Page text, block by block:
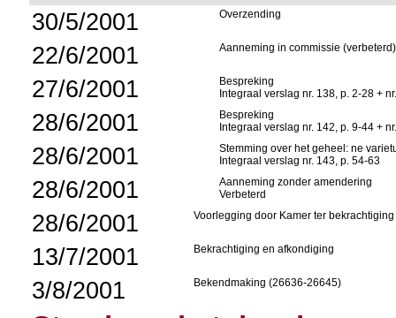
30/5/2001 Overzending
22/6/2001 Aanneming in commissie (verbeterd)
27/6/2001
Bespreking
Integraal verslag nr. 138, p. 2-28 +
28/6/2001
Bespreking
Integraal verslag nr. 142, p. 9-44 +
28/6/2001
Stemming over het geheel: ne
Integraal verslag nr. 143, p. 54-63
28/6/2001
Aanneming zonder amendering
Verbeterd
28/6/2001 Voorlegging door Kamer ter bekrachtiging
13/7/2001 Bekrachtiging en afkondiging
3/8/2001 Bekendmaking (26636-26645)